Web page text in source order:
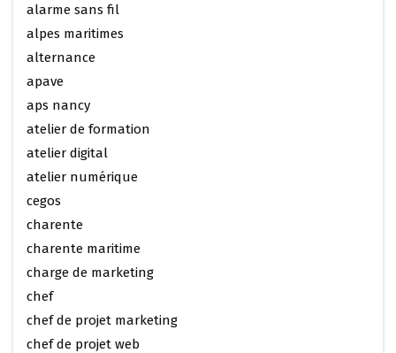
alarme sans fil
alpes maritimes
alternance
apave
aps nancy
atelier de formation
atelier digital
atelier numérique
cegos
charente
charente maritime
charge de marketing
chef
chef de projet marketing
chef de projet web